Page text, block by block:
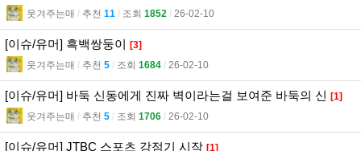
웃겨주는매 l 추천 11 l 조회 1852 l 26-02-10
[이슈/유머] 흑백쌍둥이 [3]
웃겨주는매 l 추천 5 l 조회 1684 l 26-02-10
[이슈/유머] 바둑 신동에게 진짜 벽이라는걸 보여준 바둑의 신 [1]
웃겨주는매 l 추천 5 l 조회 1706 l 26-02-10
[이슈/유머] JTBC 스포츠 강점기 시작 [1]